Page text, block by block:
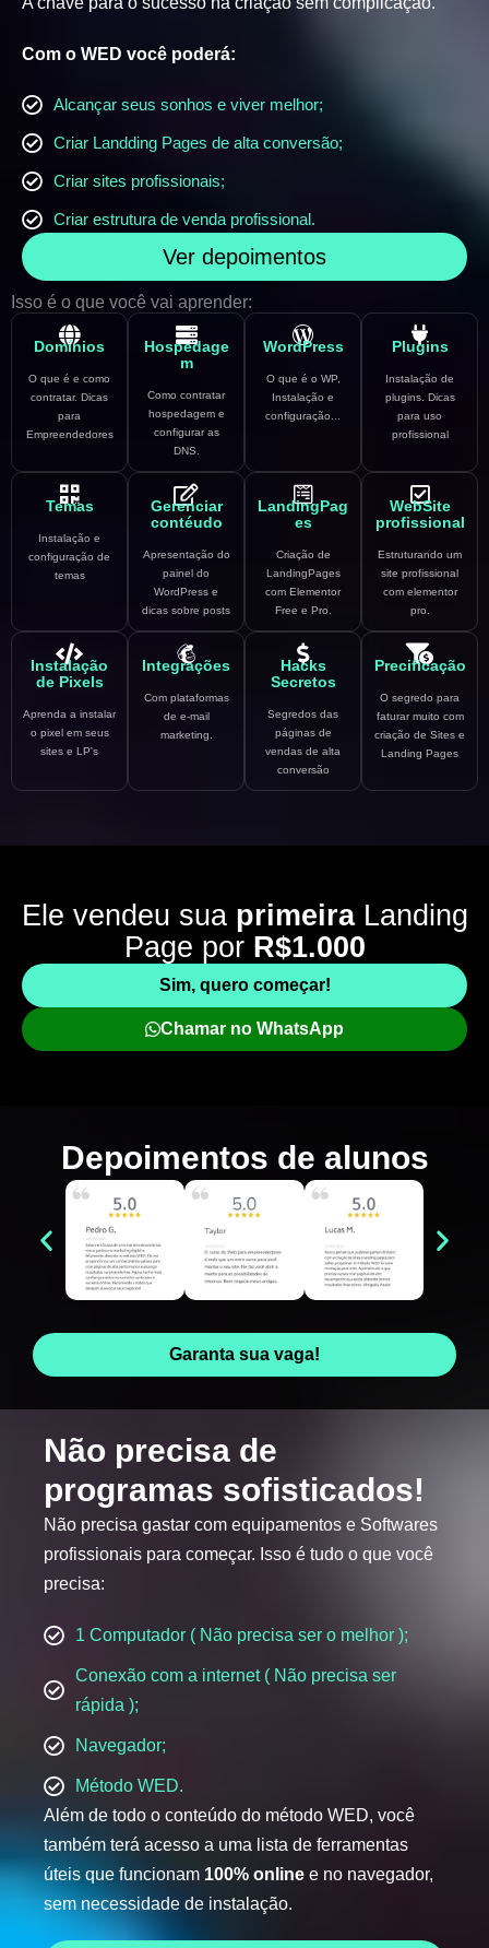
Com o WED você poderá:
Alcançar seus sonhos e viver melhor;
Criar Landding Pages de alta conversão;
Criar sites profissionais;
Criar estrutura de venda profissional.
Ver depoimentos
Isso é o que você vai aprender:
Domínios
O que é e como
contratar. Dicas
para
Empreendedores
Hospedage
m
Como contratar
hospedagem e
configurar as
DNS.
WordPress
O que é o WP,
Instalação e
configuração...
Plugins
Instalação de
plugins. Dicas
para uso
profissional
Temas
Instalação e
configuração de
temas
Gerenciar
contéudo
Apresentação do
painel do
WordPress e
dicas sobre posts
LandingPag
es
Criação de
LandingPages
com Elementor
Free e Pro.
WebSite
profissional
Estruturando um
site profissional
com elementor
pro.
Instalação
de Pixels
Aprenda a instalar
o pixel em seus
sites e LP's
Integrações
Com plataformas
de e-mail
marketing.
Hacks
Secretos
Segredos das
páginas de
vendas de alta
conversão
Precificação
O segredo para
faturar muito com
criação de Sites e
Landing Pages
Ele vendeu sua primeira Landing
Page por R$1.000
Sim, quero começar!
Chamar no WhatsApp
Depoimentos de alunos
Garanta sua vaga!
Não precisa de
programas sofisticados!
Não precisa gastar com equipamentos e Softwares
profissionais para começar. Isso é tudo o que você
precisa:
1 Computador ( Não precisa ser o melhor );
Conexão com a internet ( Não precisa ser
rápida );
Navegador;
Método WED.
Além de todo o conteúdo do método WED, você
também terá acesso a uma lista de ferramentas
úteis que funcionam 100% online e no navegador,
sem necessidade de instalação.